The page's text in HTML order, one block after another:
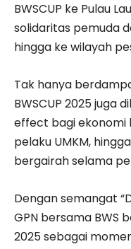
BWSCUP ke Pulau
solidaritas pemuda
hingga ke wilayah
Tak hanya
BWSCUP 2025 juga
effect bagi ekonomi
pelaku UMKM,
bergairah selama
Dengan semangat
GPN bersama BWS
2025 sebagai